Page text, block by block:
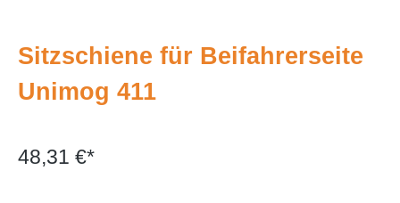
Sitzschiene für Beifahrerseite
Unimog 411
48,31 €*